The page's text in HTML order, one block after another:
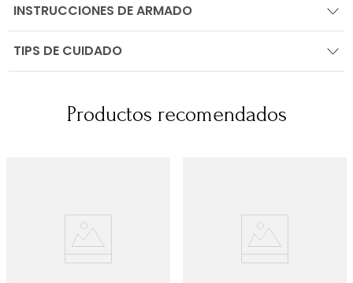
INSTRUCCIONES DE ARMADO
TIPS DE CUIDADO
Productos recomendados